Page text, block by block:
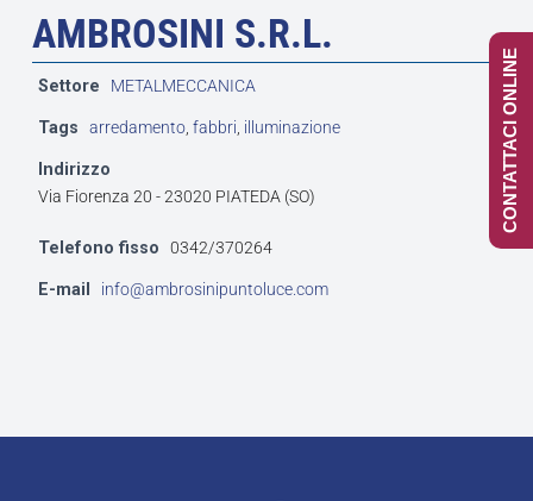
AMBROSINI S.R.L.
Settore METALMECCANICA
Tags arredamento, fabbri, illuminazione
Indirizzo
Via Fiorenza 20 - 23020 PIATEDA (SO)
Telefono fisso 0342/370264
E-mail info@ambrosinipuntoluce.com
CONTATTACI ONLINE